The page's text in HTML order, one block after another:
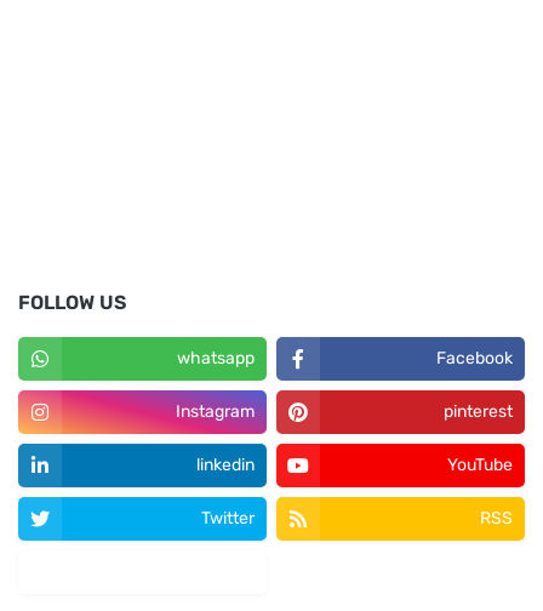
FOLLOW US
whatsapp Facebook
Instagram pinterest
linkedin YouTube
Twitter RSS